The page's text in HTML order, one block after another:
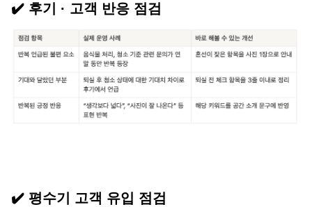
✔️ 후기 · 고객 반응 점검
✔️ 평수기 고객 유입 점검